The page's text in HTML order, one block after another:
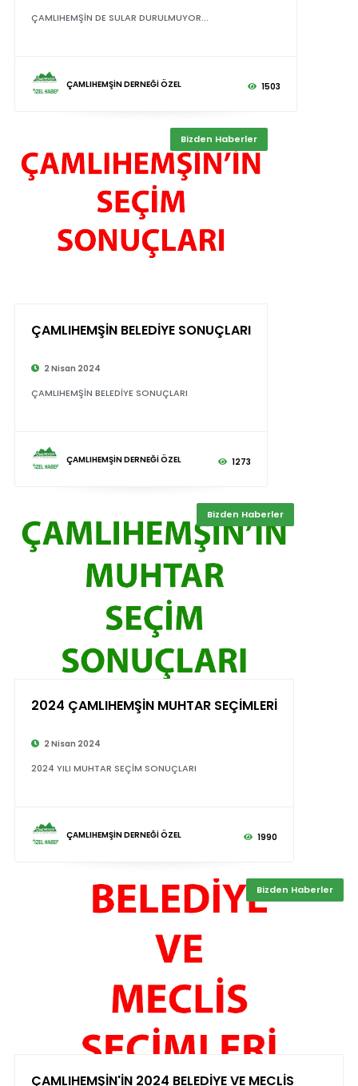
ÇAMLIHEMŞİN DE SULAR DURULMUYOR...
ÇAMLIHEMŞİN DERNEĞİ ÖZEL 1503
Bizden Haberler
ÇAMLIHEMŞİN BELEDİYE SONUÇLARI
2 Nisan 2024
ÇAMLIHEMŞİN BELEDİYE SONUÇLARI
ÇAMLIHEMŞİN DERNEĞİ ÖZEL 1273
Bizden Haberler
2024 ÇAMLIHEMŞİN MUHTAR SEÇİMLERİ
2 Nisan 2024
2024 YILI MUHTAR SEÇİM SONUÇLARI
ÇAMLIHEMŞİN DERNEĞİ ÖZEL 1990
Bizden Haberler
ÇAMLIHEMŞİN'İN 2024 BELEDİYE VE MECLİS